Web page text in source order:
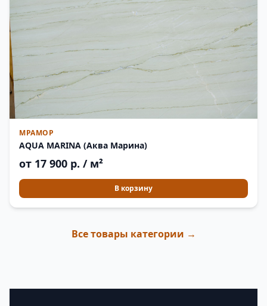
МРАМОР
AQUA MARINA (Аква Марина)
от 17 900 р. / м²
В корзину
Все товары категории →